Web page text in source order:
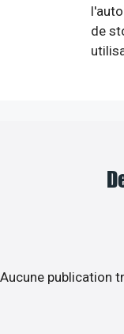
de
Aucune publication